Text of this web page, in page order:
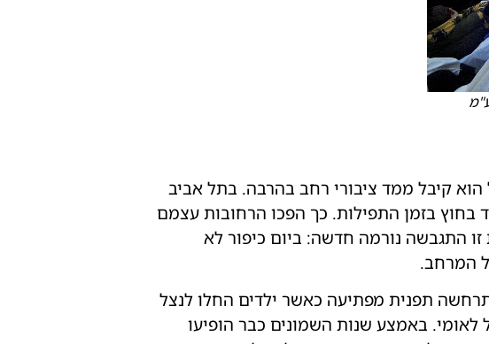
קיבל ממד ציבורי רחב בהרבה. בתל אביב
בזמן התפילות. כך הפכו הרחובות עצמם
התגבשה נורמה חדשה: ביום כיפור לא
המרחב.
תפנית מפתיעה כאשר ילדים החלו לנצל
באמצע שנות השמונים כבר הופיעו